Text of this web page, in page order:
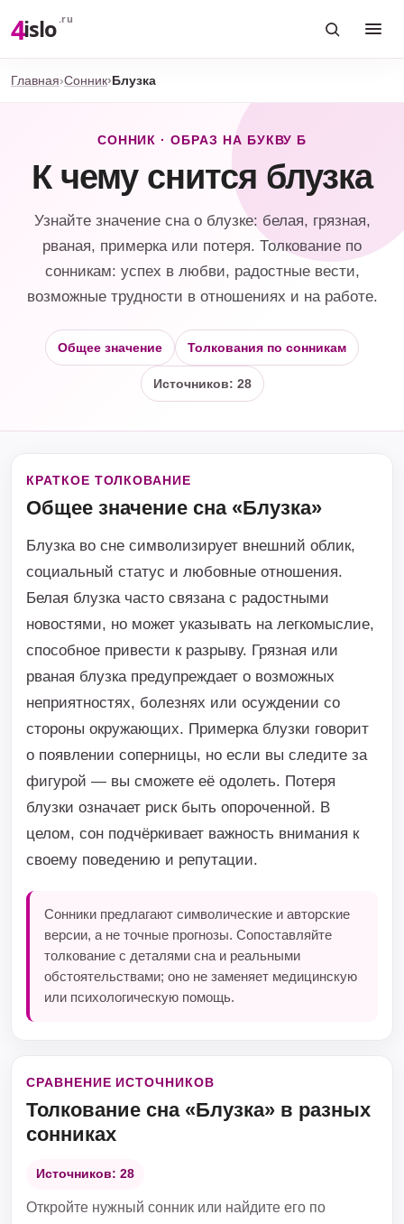
4islo .ru
Главная Сонник Блузка
СОННИК · ОБРАЗ НА БУКВУ Б
К чему снится блузка
Узнайте значение сна о блузке: белая, грязная,
рваная, примерка или потеря. Толкование по
сонникам: успех в любви, радостные вести,
возможные трудности в отношениях и на работе.
Общее значение Толкования по сонникам
Источников: 28
КРАТКОЕ ТОЛКОВАНИЕ
Общее значение сна «Блузка»
Блузка во сне символизирует внешний облик,
социальный статус и любовные отношения.
Белая блузка часто связана с радостными
новостями, но может указывать на легкомыслие,
способное привести к разрыву. Грязная или
рваная блузка предупреждает о возможных
неприятностях, болезнях или осуждении со
стороны окружающих. Примерка блузки говорит
о появлении соперницы, но если вы следите за
фигурой — вы сможете её одолеть. Потеря
блузки означает риск быть опороченной. В
целом, сон подчёркивает важность внимания к
своему поведению и репутации.
Сонники предлагают символические и авторские
версии, а не точные прогнозы. Сопоставляйте
толкование с деталями сна и реальными
обстоятельствами; оно не заменяет медицинскую
или психологическую помощь.
СРАВНЕНИЕ ИСТОЧНИКОВ
Толкование сна «Блузка» в разных
сонниках
Источников: 28
Откройте нужный сонник или найдите его по